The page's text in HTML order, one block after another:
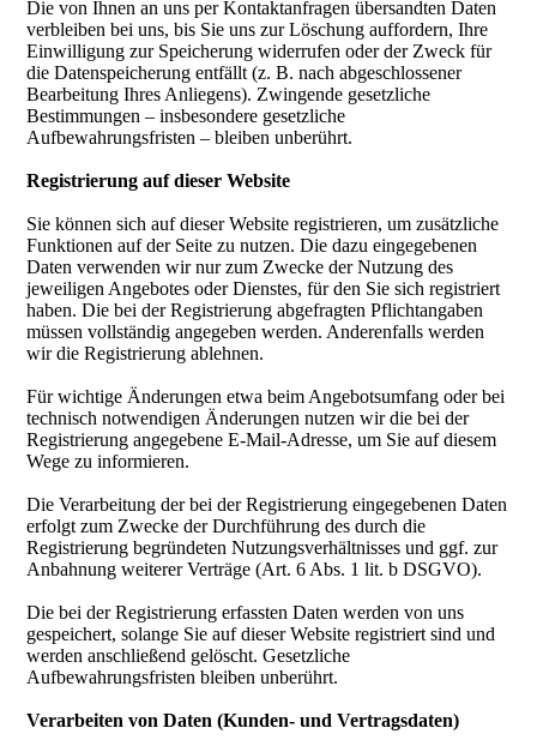
Die von Ihnen an uns per Kontaktanfragen übersandten Daten
verbleiben bei uns, bis Sie uns zur Löschung auffordern, Ihre
Einwilligung zur Speicherung widerrufen oder der Zweck für
die Datenspeicherung entfällt (z. B. nach abgeschlossener
Bearbeitung Ihres Anliegens). Zwingende gesetzliche
Bestimmungen – insbesondere gesetzliche
Aufbewahrungsfristen – bleiben unberührt.
Registrierung auf dieser Website
Sie können sich auf dieser Website registrieren, um zusätzliche
Funktionen auf der Seite zu nutzen. Die dazu eingegebenen
Daten verwenden wir nur zum Zwecke der Nutzung des
jeweiligen Angebotes oder Dienstes, für den Sie sich registriert
haben. Die bei der Registrierung abgefragten Pflichtangaben
müssen vollständig angegeben werden. Anderenfalls werden
wir die Registrierung ablehnen.
Für wichtige Änderungen etwa beim Angebotsumfang oder bei
technisch notwendigen Änderungen nutzen wir die bei der
Registrierung angegebene E-Mail-Adresse, um Sie auf diesem
Wege zu informieren.
Die Verarbeitung der bei der Registrierung eingegebenen Daten
erfolgt zum Zwecke der Durchführung des durch die
Registrierung begründeten Nutzungsverhältnisses und ggf. zur
Anbahnung weiterer Verträge (Art. 6 Abs. 1 lit. b DSGVO).
Die bei der Registrierung erfassten Daten werden von uns
gespeichert, solange Sie auf dieser Website registriert sind und
werden anschließend gelöscht. Gesetzliche
Aufbewahrungsfristen bleiben unberührt.
Verarbeiten von Daten (Kunden- und Vertragsdaten)